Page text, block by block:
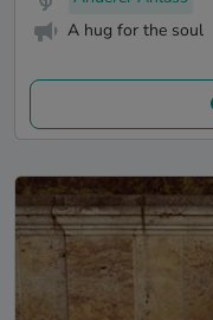
A hug for the soul